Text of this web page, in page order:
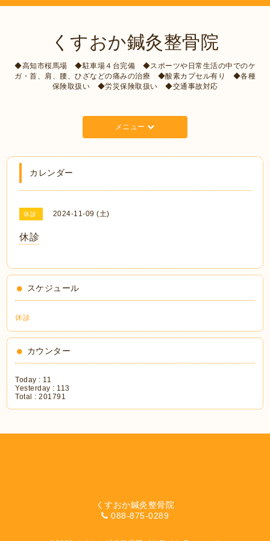
くすおか鍼灸整骨院
◆高知市桜馬場 ◆駐車場４台完備 ◆スポーツや日常生活の中でのケ
ガ・首、肩、腰、ひざなどの痛みの治療 ◆酸素カプセル有り ◆各種
保険取扱い ◆労災保険取扱い ◆交通事故対応
メニュー
カレンダー
休診 2024-11-09 (土)
休診
スケジュール
休診
カウンター
Today : 11
Yesterday : 113
Total :201791
くすおか鍼灸整骨院
088-875-0289